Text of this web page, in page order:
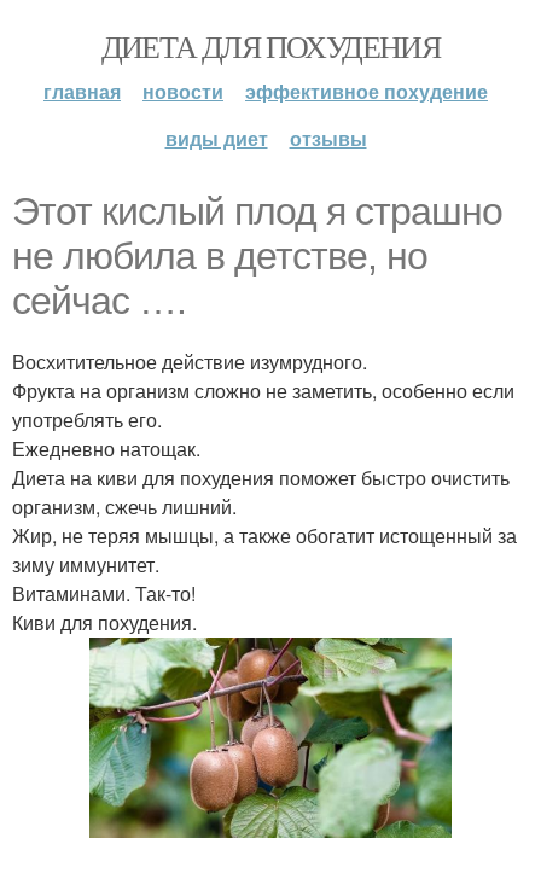
ДИЕТА ДЛЯ ПОХУДЕНИЯ
главная новости
эффективное похудение
виды диет
отзывы
Этот кислый плод я страшно
не любила в детстве, но
сейчас ….
Восхитительное действие изумрудного.
Фрукта на организм сложно не заметить, особенно если
употреблять его.
Ежедневно натощак.
Диета на киви для похудения поможет быстро очистить
организм, сжечь лишний.
Жир, не теряя мышцы, а также обогатит истощенный за
зиму иммунитет.
Витаминами. Так-то!
Киви для похудения.